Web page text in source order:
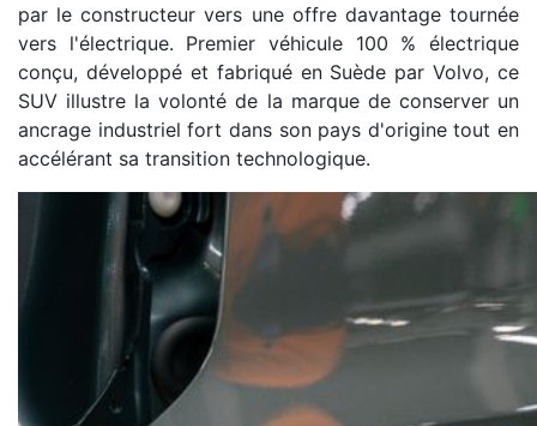
par le constructeur vers une offre davantage tournée
vers l'électrique. Premier véhicule 100 % électrique
conçu, développé et fabriqué en Suède par Volvo, ce
SUV illustre la volonté de la marque de conserver un
ancrage industriel fort dans son pays d'origine tout en
accélérant sa transition technologique.